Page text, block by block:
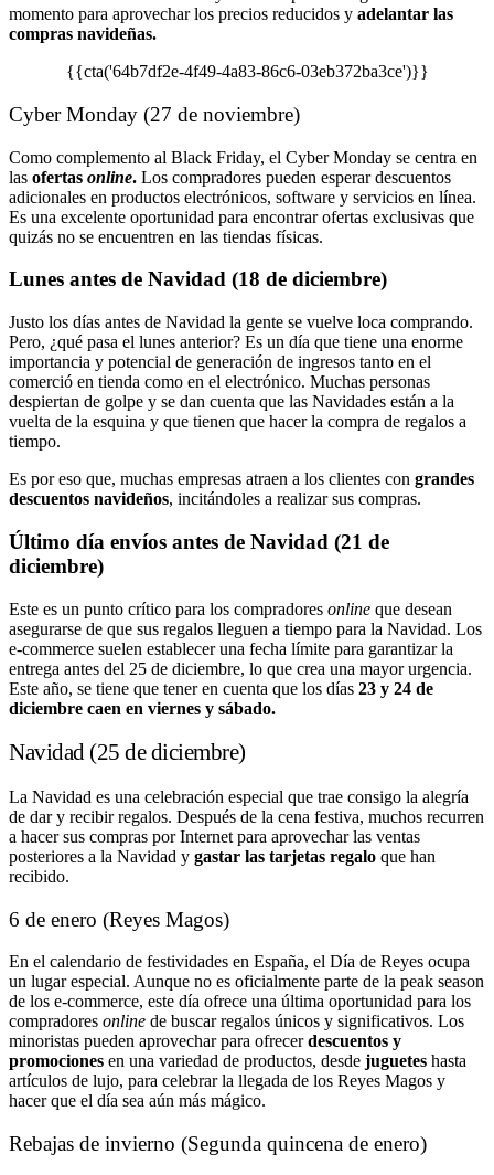
momento para aprovechar los precios reducidos y adelantar las
compras navideñas.
{{cta('64b7df2e-4f49-4a83-86c6-03eb372ba3ce')}}
Cyber Monday (27 de noviembre)
Como complemento al Black Friday, el Cyber Monday se centra en
las ofertas online. Los compradores pueden esperar descuentos
adicionales en productos electrónicos, software y servicios en línea.
Es una excelente oportunidad para encontrar ofertas exclusivas que
quizás no se encuentren en las tiendas físicas.
Lunes antes de Navidad (18 de diciembre)
Justo los días antes de Navidad la gente se vuelve loca comprando.
Pero, ¿qué pasa el lunes anterior? Es un día que tiene una enorme
importancia y potencial de generación de ingresos tanto en el
comerció en tienda como en el electrónico. Muchas personas
despiertan de golpe y se dan cuenta que las Navidades están a la
vuelta de la esquina y que tienen que hacer la compra de regalos a
tiempo.
Es por eso que, muchas empresas atraen a los clientes con grandes
descuentos navideños, incitándoles a realizar sus compras.
Último día envíos antes de Navidad (21 de
diciembre)
Este es un punto crítico para los compradores online que desean
asegurarse de que sus regalos lleguen a tiempo para la Navidad. Los
e-commerce suelen establecer una fecha límite para garantizar la
entrega antes del 25 de diciembre, lo que crea una mayor urgencia.
Este año, se tiene que tener en cuenta que los días 23 y 24 de
diciembre caen en viernes y sábado.
Navidad (25 de diciembre)
La Navidad es una celebración especial que trae consigo la alegría
de dar y recibir regalos. Después de la cena festiva, muchos recurren
a hacer sus compras por Internet para aprovechar las ventas
posteriores a la Navidad y gastar las tarjetas regalo que han
recibido.
6 de enero (Reyes Magos)
En el calendario de festividades en España, el Día de Reyes ocupa
un lugar especial. Aunque no es oficialmente parte de la peak season
de los e-commerce, este día ofrece una última oportunidad para los
compradores online de buscar regalos únicos y significativos. Los
minoristas pueden aprovechar para ofrecerdescuentos y
promociones en una variedad de productos, desde juguetes hasta
artículos de lujo, para celebrar la llegada de los Reyes Magos y
hacer que el día sea aún más mágico.
Rebajas de invierno (Segunda quincena de enero)